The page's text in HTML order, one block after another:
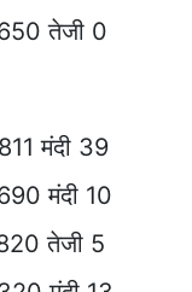
तेजी 0
मंदी 39
मंदी 10
तेजी 5